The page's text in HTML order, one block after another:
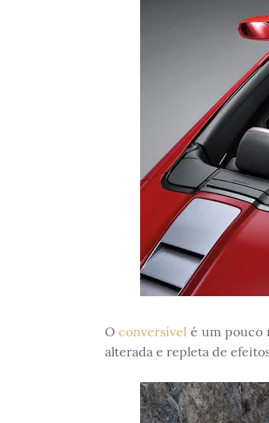
Oconversível é um pouco
alterada e repleta de